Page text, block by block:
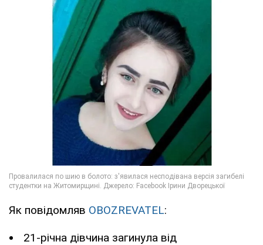
Як повідомляв OBOZREVATEL:
21-річна дівчина загинула від